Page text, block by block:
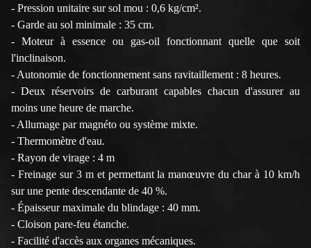
- Pression unitaire sur sol mou : 0,6 kg/cm².
- Garde au sol minimale : 35 cm.
- Moteur à essence ou gas-oil fonctionnant quelle que soit
l'inclinaison.
- Autonomie de fonctionnement sans ravitaillement : 8 heures.
- Deux réservoirs de carburant capables chacun d'assurer au
moins une heure de marche.
- Allumage par magnéto ou système mixte.
- Thermomètre d'eau.
- Rayon de virage : 4 m
- Freinage sur 3 m et permettant la manœuvre du char à 10 km/h
sur une pente descendante de 40 %.
- Épaisseur maximale du blindage : 40 mm.
- Cloison pare-feu étanche.
- Facilité d'accès aux organes mécaniques.